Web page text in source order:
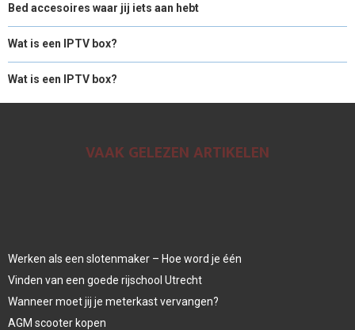
Bed accesoires waar jij iets aan hebt
Wat is een IPTV box?
Wat is een IPTV box?
VAAK GELEZEN ARTIKELEN
Werken als een slotenmaker – Hoe word je één
Vinden van een goede rijschool Utrecht
Wanneer moet jij je meterkast vervangen?
AGM scooter kopen